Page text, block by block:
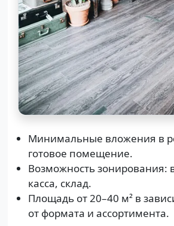
Минимальные вложения в
готовое помещение.
Возможность зонирования:
касса, склад.
Площадь от 20–40 м² в
от формата и ассортимента.